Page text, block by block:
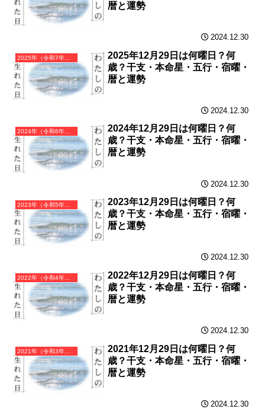
暦と運勢
2024.12.30
2025年（令和7年）乙巳（きのとみ）・巳年（へび年）カレンダー（月曜はじまり）
2025年12月29日は何曜日？何
歳？干支・本命星・五行・宿曜・
暦と運勢
2024.12.30
2024年（令和6年）甲辰（きのえたつ）・辰年（たつ年）カレンダー（月曜はじまり）
2024年12月29日は何曜日？何
歳？干支・本命星・五行・宿曜・
暦と運勢
2024.12.30
2023年（令和5年）癸卯（みずのとう）・卯年（うさぎ年）カレンダー（月曜はじまり）
2023年12月29日は何曜日？何
歳？干支・本命星・五行・宿曜・
暦と運勢
2024.12.30
2022年（令和4年）壬寅（みずのえとら）・寅年（とら年）カレンダー（月曜はじまり）
2022年12月29日は何曜日？何
歳？干支・本命星・五行・宿曜・
暦と運勢
2024.12.30
2021年（令和3年）辛丑（かのとうし）・丑年（うし年）カレンダー（月曜はじまり）
2021年12月29日は何曜日？何
歳？干支・本命星・五行・宿曜・
暦と運勢
2024.12.30